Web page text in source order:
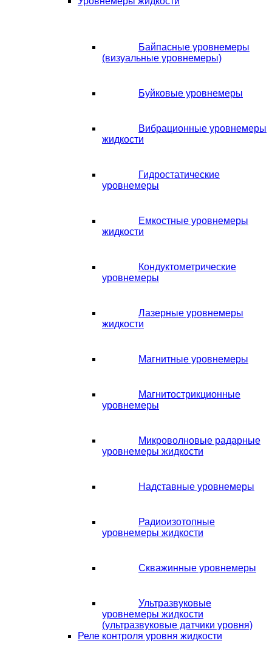
Байпасные уровнемеры
(визуальные уровнемеры)
Буйковые уровнемеры
Вибрационные уровнемеры
жидкости
Гидростатические
уровнемеры
Емкостные уровнемеры
жидкости
Кондуктометрические
уровнемеры
Лазерные уровнемеры
жидкости
Магнитные уровнемеры
Магнитострикционные
уровнемеры
Микроволновые радарные
уровнемеры жидкости
Надставные уровнемеры
Радиоизотопные
уровнемеры жидкости
Скважинные уровнемеры
Ультразвуковые
уровнемеры жидкости
(ультразвуковые датчики уровня)
Реле контроля уровня жидкости